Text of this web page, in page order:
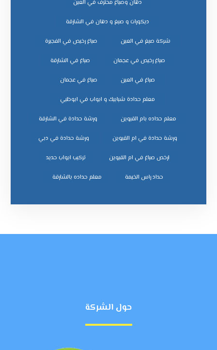
دهان وصباغ محترف في العين
ديكورات و صبغ و دهان في الشارقة
شركة صبغ في العين صباغ رخيص في الفجيرة
صباغ رخيص في عجمان صباغ في الشارقة
صباغ في العين صباغ في عجمان
معلم حدادة شبابيك و ابواب في ابوظبي
معلم حداده بام القيوين ورشة حدادة في الشارقة
ورشة حدادة في ام القيوين ورشة حدادة في دبي
ﺗﺮﻛﻴﺐ اﺑﻮاب ﺣﺪﻳﺪ
ﺣﺪاد راس اﻟﺨﻴﻤﺔ ﻣﻌﻠﻢ ﺣﺪاده ﺑﺎﻟﺸﺎرﻗﺔ
حول الشركة